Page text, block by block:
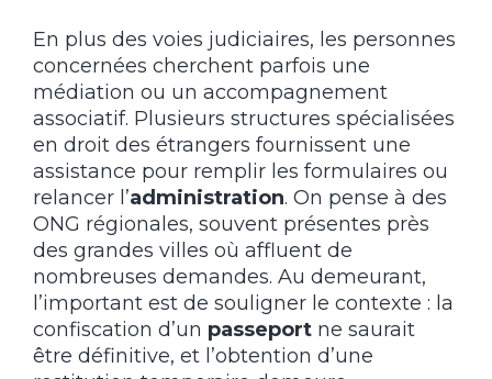
En plus des voies judiciaires, les personnes
concernées cherchent parfois une
médiation ou un accompagnement
associatif. Plusieurs structures spécialisées
en droit des étrangers fournissent une
assistance pour remplir les formulaires ou
relancer l’administration. On pense à des
ONG régionales, souvent présentes près
des grandes villes où affluent de
nombreuses demandes. Au demeurant,
l’important est de souligner le contexte : la
confiscation d’un passeport ne saurait
être définitive, et l’obtention d’une